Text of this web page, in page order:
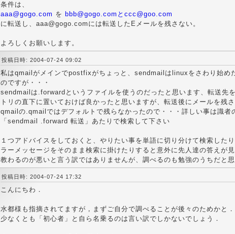
条件は、
aaa@gogo.com を bbb@gogo.comとccc@goo.com
に転送し、aaa@gogo.comには転送したEメールを残さない。
よろしくお願いします。
投稿日時: 2004-07-24 09:02
私はqmailがメインでpostfixがちょっと、sendmailはlinuxをさわり始め
のですが・・・
sendmailは.forwardというファイルを使うのだったと思います、転送先
トリの直下に置いておけば良かったと思いますが、転送後にメールを残
qmailの.qmailではデフォルトで残らなかったので・・・詳しい事は識者
「sendmail .forward 転送」あたりで検索して下さい
１つアドバイスをしておくと、やりたい事を単語に切り分けて検索した
ラーメッセージをそのまま検索に掛けたりすると意外に先人達の答えが
教わるのが悪いと言う訳ではありませんが、調べるのも勉強のうちだと思
投稿日時: 2004-07-24 17:32
こんにちわ．
水都様も指摘されてますが，まずご自分で調べることが後々のためかと．
少なくとも「初心者」と自ら名乗るのは言い訳でしかないでしょう．